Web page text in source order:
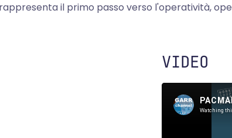
il primo passo verso l'operatività,
VIDEO